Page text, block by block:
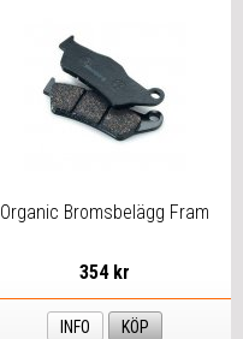
Organic Bromsbelägg Fram
354 kr
INFO KÖP